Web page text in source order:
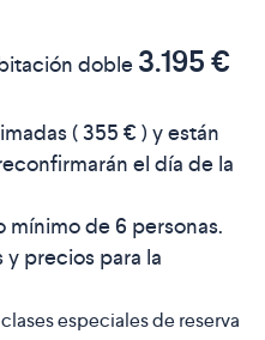
doble 3.195 €
( 355 € ) y están
el día de la
mínimo de 6 personas.
y precios para la
especiales de reserva